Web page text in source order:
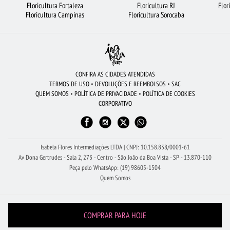
FLORICULTURA SÃO BERNARDO DO CAMPO LÍRIO CESTA DE CHOCOLATE
RAMALHETE DE FLORES
BUQUÊ DE 20 ROSAS VERMELHAS
FLORICULTURA BARUERI FLORICULTURA BH FLORICULTURA SANTOS
FLORICULTURA GUARULHOS
FLORICULTURA RIBEIRÃO PRETO FLORICULTURA JOÃO PESSOA
FLORES VERMELHAS
Floricultura Fortaleza
Floricultura Campinas
Floricultura RJ
Floricultura Sorocaba
CONFIRA AS CIDADES ATENDIDAS
TERMOS DE USO • DEVOLUÇÕES E REEMBOLSOS • SAC
QUEM SOMOS • POLÍTICA DE PRIVACIDADE • POLÍTICA DE COOKIES
CORPORATIVO
Isabela Flores Intermediações LTDA | CNPJ: 10.158.838/0001-61
Av Dona Gertrudes - Sala 2, 273 - Centro - São João da Boa Vista - SP - 13.870-110
Peça pelo WhatsApp: (19) 98605-1504
Quem Somos
COMPRAR PARA HOJE